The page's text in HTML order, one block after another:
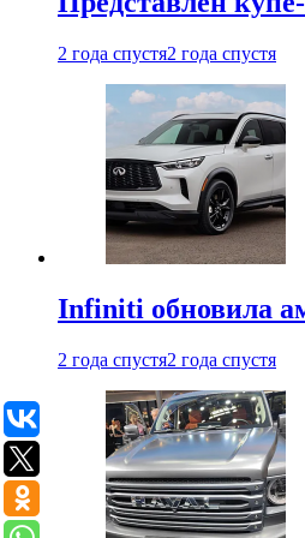
2 года спустя2 года спустя
Infiniti обновила
2 года спустя2 года спустя